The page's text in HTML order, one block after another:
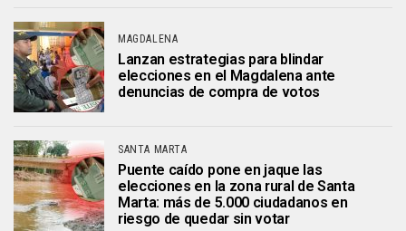
MAGDALENA
Lanzan estrategias para blindar
elecciones en el Magdalena ante
denuncias de compra de votos
SANTA MARTA
Puente caído pone en jaque las
elecciones en la zona rural de Santa
Marta: más de 5.000 ciudadanos en
riesgo de quedar sin votar